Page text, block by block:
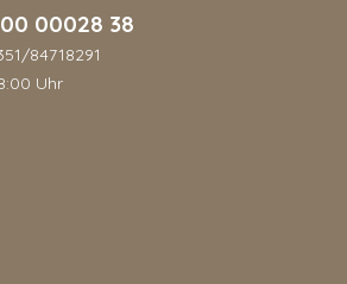
00028 38
84718291
Uhr